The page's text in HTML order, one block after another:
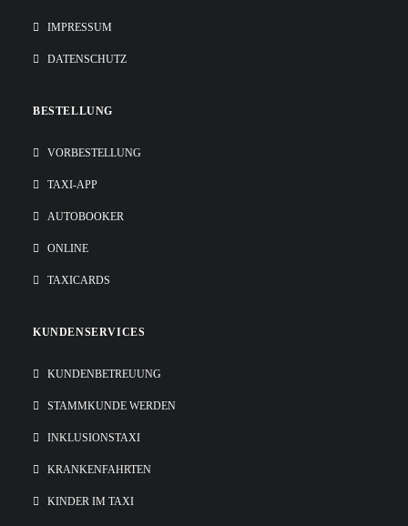
IMPRESSUM
DATENSCHUTZ
BESTELLUNG
VORBESTELLUNG
TAXI-APP
AUTOBOOKER
ONLINE
TAXICARDS
KUNDENSERVICES
KUNDENBETREUUNG
STAMMKUNDE WERDEN
INKLUSIONSTAXI
KRANKENFAHRTEN
KINDER IM TAXI